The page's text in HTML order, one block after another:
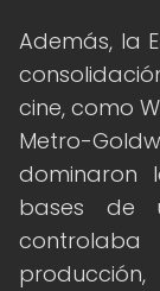
Además, la
cine, como
Metro-
dominaron
bases de